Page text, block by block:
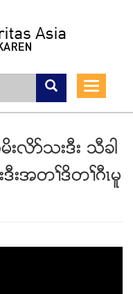
Toggle
ဏသးဒီး သီခါ
းအတႈဒိတႈဂီၚမူ